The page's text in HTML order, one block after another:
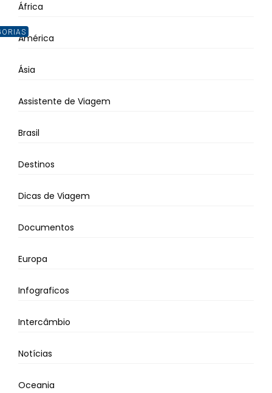
África
América
Ásia
Assistente de Viagem
Brasil
Destinos
Dicas de Viagem
Documentos
Europa
Infograficos
Intercâmbio
Notícias
Oceania